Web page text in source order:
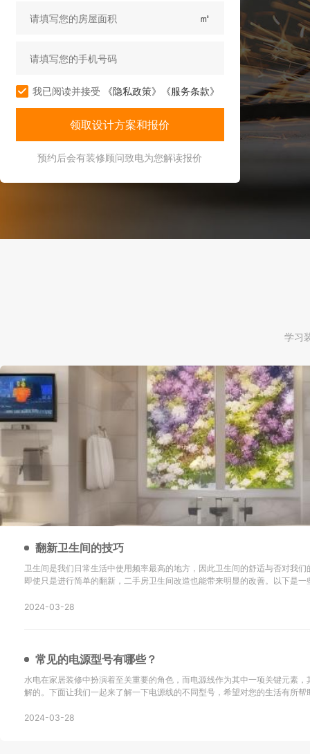
㎡
我已阅读并接受 《隐私政策》 《服务条款》
预约后会有装修顾问致电为您解读报价
学习
翻新卫生间的技巧
卫生间是我们日常生活中使用频率最高的地方，因此卫生间的舒适与否对我们
即使只是进行简单的翻新，二手房卫生间改造也能带来明显的改善。以下是一
铺设瓷砖是很重要的。确保地砖的铺设
2024-03-28
常见的电源型号有哪些？
水电在家居装修中扮演着至关重要的角色，而电源线作为其中一项关键元素，
解的。下面让我们一起来了解一下电源线的不同型号，希望对您的生活有所帮助！ SYV：这
同轴电缆。 KVV：这种电缆采用聚氯乙烯
2024-03-28